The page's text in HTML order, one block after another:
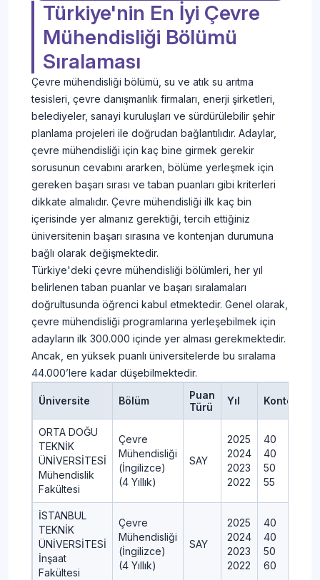
Türkiye'nin En İyi Çevre
Mühendisliği Bölümü
Sıralaması
Çevre mühendisliği bölümü, su ve atık su arıtma
tesisleri, çevre danışmanlık firmaları, enerji şirketleri,
belediyeler, sanayi kuruluşları ve sürdürülebilir şehir
planlama projeleri ile doğrudan bağlantılıdır. Adaylar,
çevre mühendisliği için kaç bine girmek gerekir
sorusunun cevabını ararken, bölüme yerleşmek için
gereken başarı sırası ve taban puanları gibi kriterleri
dikkate almalıdır. Çevre mühendisliği ilk kaç bin
içerisinde yer almanız gerektiği, tercih ettiğiniz
üniversitenin başarı sırasına ve kontenjan durumuna
bağlı olarak değişmektedir.
Türkiye'deki çevre mühendisliği bölümleri, her yıl
belirlenen taban puanlar ve başarı sıralamaları
doğrultusunda öğrenci kabul etmektedir. Genel olarak,
çevre mühendisliği programlarına yerleşebilmek için
adayların ilk 300.000 içinde yer alması gerekmektedir.
Ancak, en yüksek puanlı üniversitelerde bu sıralama
44.000’lere kadar düşebilmektedir.
Üniversite Bölüm
Puan
Türü
Yıl Kontenjan
ORTA DOĞU
TEKNİK
ÜNİVERSİTESİ
Mühendislik
Fakültesi
Çevre
Mühendisliği
(İngilizce)
(4 Yıllık)
SAY
2025
2024
2023
2022
40
40
50
55
İSTANBUL
TEKNİK
ÜNİVERSİTESİ
İnşaat
Fakültesi
Çevre
Mühendisliği
(İngilizce)
(4 Yıllık)
SAY
2025
2024
2023
2022
40
40
50
60